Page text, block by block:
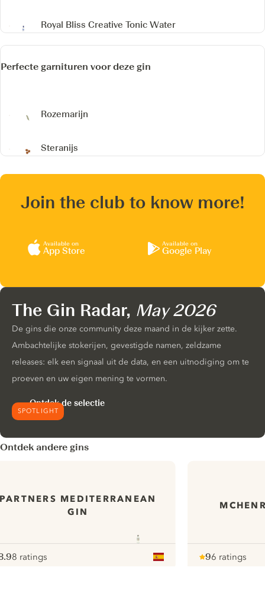
Royal Bliss Creative Tonic Water
Perfecte garnituren voor deze gin
Rozemarijn
Steranijs
Join the club to know more!
Available on
App Store
Available on
Google Play
SPOTLIGHT
The Gin Radar, May 2026
De gins die onze community deze maand in de kijker zette.
Ambachtelijke stokerijen, gevestigde namen, zeldzame
releases: elk een signaal uit de data, en een uitnodiging om te
proeven en uw eigen mening te vormen.
Ontdek de selectie
Ontdek andere gins
MEDITERRANEAN
GIN
8 ratings
96 ratings